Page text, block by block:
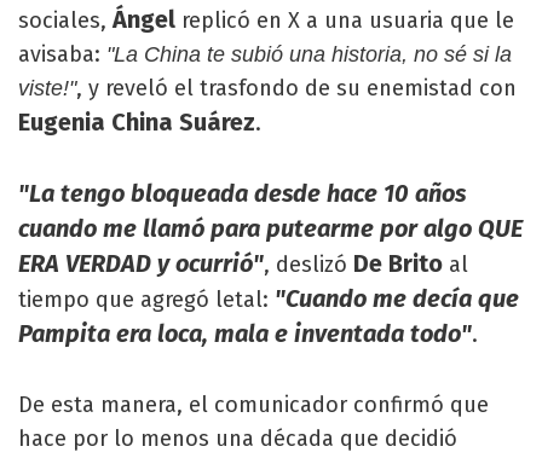
sociales, Ángel replicó en X a una usuaria que le
avisaba: "La China te subió una historia, no sé si la
viste!", y reveló el trasfondo de su enemistad con
Eugenia China Suárez.
"La tengo bloqueada desde hace 10 años
cuando me llamó para putearme por algo QUE
ERA VERDAD y ocurrió", deslizó De Brito al
tiempo que agregó letal: "Cuando me decía que
Pampita era loca, mala e inventada todo".
De esta manera, el comunicador confirmó que
hace por lo menos una década que decidió